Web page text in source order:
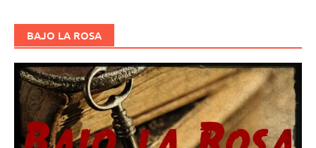
BAJO LA ROSA